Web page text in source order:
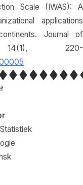
Scale (IWAS): A
applications
Journal of
14(1), 220-